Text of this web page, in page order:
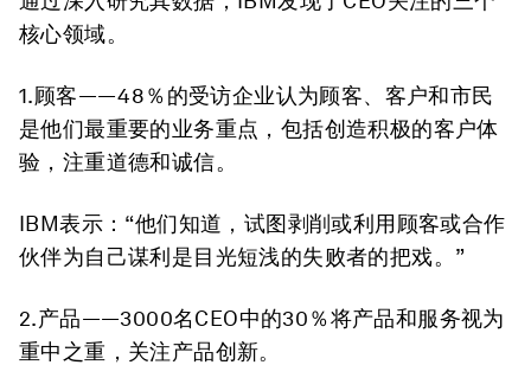
核心领域。
1.顾客——48％的受访企业认为顾客、客户和市民
是他们最重要的业务重点，包括创造积极的客户体
验，注重道德和诚信。
IBM表示：“他们知道，试图剥削或利用顾客或合作
伙伴为自己谋利是目光短浅的失败者的把戏。”
2.产品——3000名CEO中的30％将产品和服务视为
重中之重，关注产品创新。